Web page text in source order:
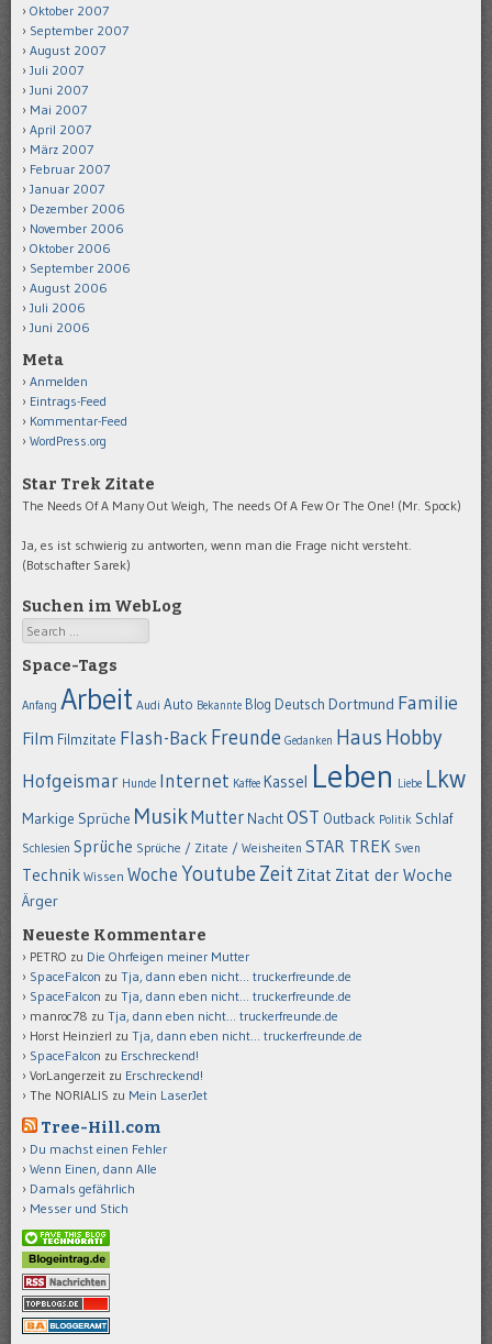
Oktober 2007
September 2007
August 2007
Juli 2007
Juni 2007
Mai 2007
April 2007
März 2007
Februar 2007
Januar 2007
Dezember 2006
November 2006
Oktober 2006
September 2006
August 2006
Juli 2006
Juni 2006
Meta
Anmelden
Eintrags-Feed
Kommentar-Feed
WordPress.org
Star Trek Zitate
The Needs Of A Many Out Weigh, The needs Of A Few Or The One! (Mr. Spock)
Ja, es ist schwierig zu antworten, wenn man die Frage nicht versteht.
(Botschafter Sarek)
Suchen im WebLog
Search
Space-Tags
Anfang Arbeit Audi Auto Bekannte Blog Deutsch Dortmund Familie
Film Filmzitate Flash-BackFreunde Gedanken Haus Hobby
Hofgeismar Hunde Internet Kaffee Kassel Leben Liebe Lkw
Markige Sprüche MusikMutter NachtOST Outback Politik Schlaf
Schlesien Sprüche Sprüche / Zitate / Weisheiten STAR TREK Sven
Technik Wissen Woche Youtube Zeit Zitat Zitat der Woche
Ärger
Neueste Kommentare
PETRO zu Die Ohrfeigen meiner Mutter
SpaceFalcon zu Tja, dann eben nicht… truckerfreunde.de
SpaceFalcon zu Tja, dann eben nicht… truckerfreunde.de
manroc78 zu Tja, dann eben nicht… truckerfreunde.de
Horst Heinzierl zu Tja, dann eben nicht… truckerfreunde.de
SpaceFalcon zu Erschreckend!
VorLangerzeit zu Erschreckend!
The NORIALIS zu Mein LaserJet
Tree-Hill.com
Du machst einen Fehler
Wenn Einen, dann Alle
Damals gefährlich
Messer und Stich